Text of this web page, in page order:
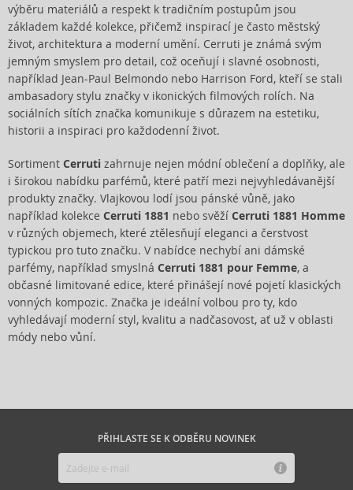
výběru materiálů a respekt k tradičním postupům jsou
základem každé kolekce, přičemž inspirací je často městský
život, architektura a moderní umění. Cerruti je známá svým
jemným smyslem pro detail, což oceňují i slavné osobnosti,
například Jean-Paul Belmondo nebo Harrison Ford, kteří se stali
ambasadory stylu značky v ikonických filmových rolích. Na
sociálních sítích značka komunikuje s důrazem na estetiku,
historii a inspiraci pro každodenní život.
Sortiment Cerruti zahrnuje nejen módní oblečení a doplňky, ale
i širokou nabídku parfémů, které patří mezi nejvyhledávanější
produkty značky. Vlajkovou lodí jsou pánské vůně, jako
například kolekce Cerruti 1881 nebo svěží Cerruti 1881 Homme
v různých objemech, které ztělesňují eleganci a čerstvost
typickou pro tuto značku. V nabídce nechybí ani dámské
parfémy, například smyslná Cerruti 1881 pour Femme, a
občasné limitované edice, které přinášejí nové pojetí klasických
vonných kompozic. Značka je ideální volbou pro ty, kdo
vyhledávají moderní styl, kvalitu a nadčasovost, ať už v oblasti
módy nebo vůní.
PŘIHLASTE SE K ODBĚRU NOVINEK